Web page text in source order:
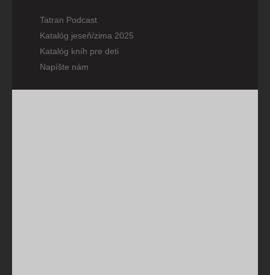
Tatran Podcast
Katalóg jeseň/zima 2025
Katalóg kníh pre deti
Napíšte nám